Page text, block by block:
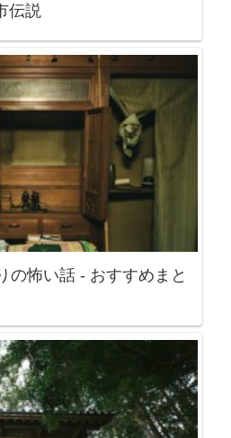
伝説
の怖い話 - おすすめまと